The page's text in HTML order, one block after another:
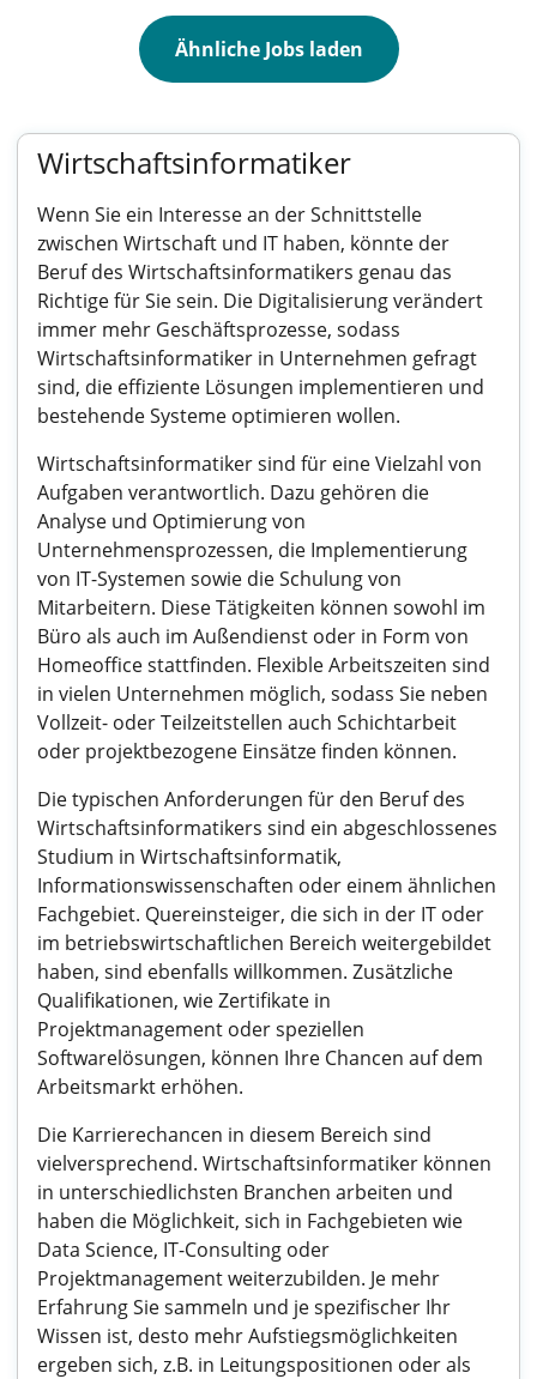
Ähnliche Jobs laden
Wirtschaftsinformatiker
Wenn Sie ein Interesse an der Schnittstelle
zwischen Wirtschaft und IT haben, könnte der
Beruf des Wirtschaftsinformatikers genau das
Richtige für Sie sein. Die Digitalisierung verändert
immer mehr Geschäftsprozesse, sodass
Wirtschaftsinformatiker in Unternehmen gefragt
sind, die effiziente Lösungen implementieren und
bestehende Systeme optimieren wollen.
Wirtschaftsinformatiker sind für eine Vielzahl von
Aufgaben verantwortlich. Dazu gehören die
Analyse und Optimierung von
Unternehmensprozessen, die Implementierung
von IT-Systemen sowie die Schulung von
Mitarbeitern. Diese Tätigkeiten können sowohl im
Büro als auch im Außendienst oder in Form von
Homeoffice stattfinden. Flexible Arbeitszeiten sind
in vielen Unternehmen möglich, sodass Sie neben
Vollzeit- oder Teilzeitstellen auch Schichtarbeit
oder projektbezogene Einsätze finden können.
Die typischen Anforderungen für den Beruf des
Wirtschaftsinformatikers sind ein abgeschlossenes
Studium in Wirtschaftsinformatik,
Informationswissenschaften oder einem ähnlichen
Fachgebiet. Quereinsteiger, die sich in der IT oder
im betriebswirtschaftlichen Bereich weitergebildet
haben, sind ebenfalls willkommen. Zusätzliche
Qualifikationen, wie Zertifikate in
Projektmanagement oder speziellen
Softwarelösungen, können Ihre Chancen auf dem
Arbeitsmarkt erhöhen.
Die Karrierechancen in diesem Bereich sind
vielversprechend. Wirtschaftsinformatiker können
in unterschiedlichsten Branchen arbeiten und
haben die Möglichkeit, sich in Fachgebieten wie
Data Science, IT-Consulting oder
Projektmanagement weiterzubilden. Je mehr
Erfahrung Sie sammeln und je spezifischer Ihr
Wissen ist, desto mehr Aufstiegsmöglichkeiten
ergeben sich, z.B. in Leitungspositionen oder als